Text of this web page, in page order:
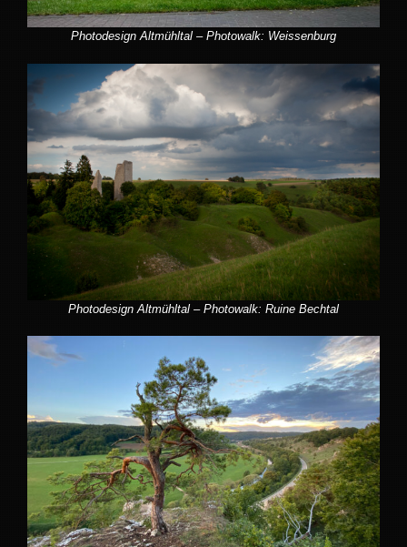
Photodesign Altmühltal – Photowalk: Weissenburg
Photodesign Altmühltal – Photowalk: Ruine Bechtal